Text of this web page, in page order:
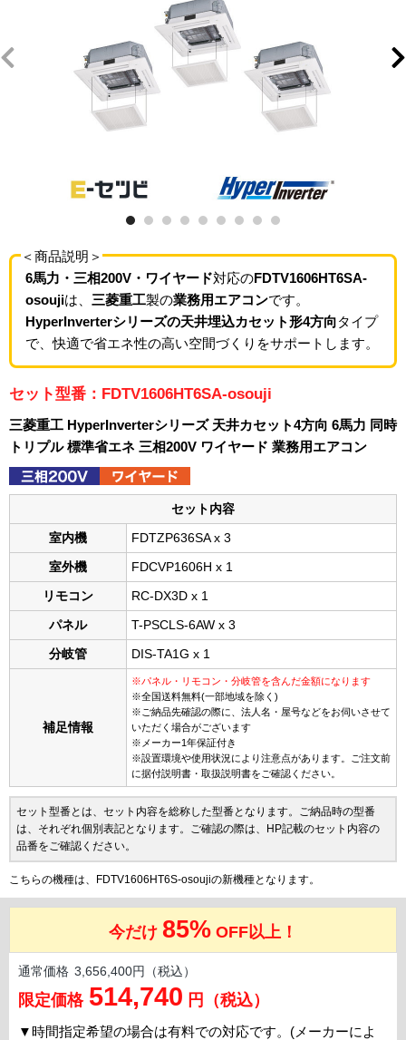
＜商品説明＞
6馬力・三相200V・ワイヤード対応のFDTV1606HT6SA-
osoujiは、 三菱重工製の業務用エアコンです。
HyperInverterシリーズの天井埋込カセット形4方向タイプ
で、快適で省エネ性の高い空間づくりをサポートします。
セット型番：FDTV1606HT6SA-osouji
三菱重工 HyperInverterシリーズ 天井カセット4方向 6馬力 同時
トリプル 標準省エネ 三相200V ワイヤード 業務用エアコン
セット内容
室内機 FDTZP636SA x 3
室外機 FDCVP1606H x 1
リモコン RC-DX3D x 1
パネル T-PSCLS-6AW x 3
分岐管 DIS-TA1G x 1
補足情報
※パネル・リモコン・分岐管を含んだ金額になります
※全国送料無料(一部地域を除く)
※ご納品先確認の際に、法人名・屋号などをお伺いさせて
いただく場合がございます
※メーカー1年保証付き
※設置環境や使用状況により注意点があります。ご注文前
に据付説明書・取扱説明書をご確認ください。
セット型番とは、セット内容を総称した型番となります。ご納品時の型番
は、それぞれ個別表記となります。ご確認の際は、HP記載のセット内容の
品番をご確認ください。
こちらの機種は、FDTV1606HT6S-osoujiの新機種となります。
今だけ 85% OFF以上！
通常価格 3,656,400円（税込）
限定価格 514,740 円（税込）
▼時間指定希望の場合は有料での対応です。(メーカーによ